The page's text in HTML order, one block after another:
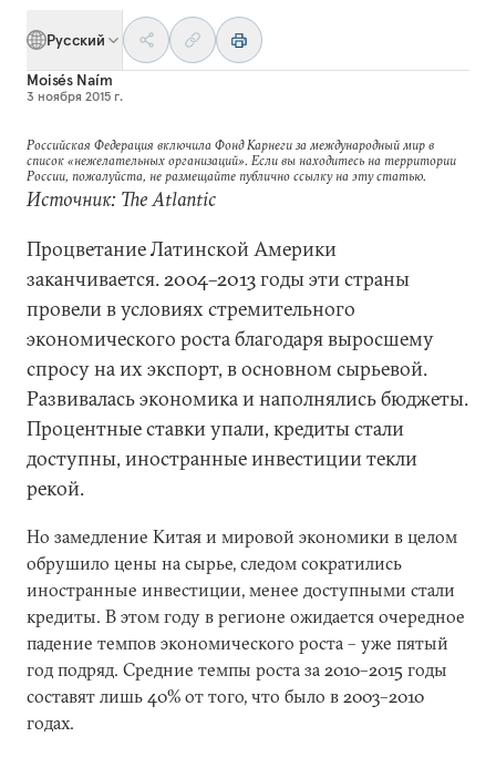
Русский
Moisés Naím
3 ноября 2015 г.
Российская Федерация включила Фонд Карнеги за международный мир в
список «нежелательных организаций». Если вы находитесь на территории
России, пожалуйста, не размещайте публично ссылку на эту статью.
Источник: The Atlantic
Процветание Латинской Америки
заканчивается. 2004–2013 годы эти страны
провели в условиях стремительного
экономического роста благодаря выросшему
спросу на их экспорт, в основном сырьевой.
Развивалась экономика и наполнялись бюджеты.
Процентные ставки упали, кредиты стали
доступны, иностранные инвестиции текли
рекой.
Но замедление Китая и мировой экономики в целом
обрушило цены на сырье, следом сократились
иностранные инвестиции, менее доступными стали
кредиты. В этом году в регионе ожидается очередное
падение темпов экономического роста – уже пятый
год подряд. Средние темпы роста за 2010–2015 годы
составят лишь 40% от того, что было в 2003–2010
годах.